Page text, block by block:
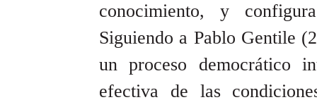
conocimiento, y
Siguiendo a Pablo Gentile
un proceso democrático
efectiva de las